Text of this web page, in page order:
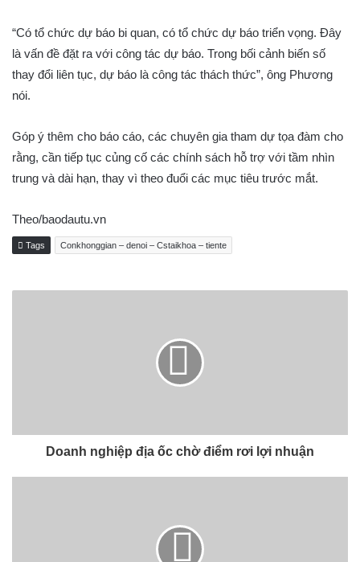
“Có tổ chức dự báo bi quan, có tổ chức dự báo triển vọng. Đây
là vấn đề đặt ra với công tác dự báo. Trong bối cảnh biến số
thay đổi liên tục, dự báo là công tác thách thức”, ông Phương
nói.
Góp ý thêm cho báo cáo, các chuyên gia tham dự tọa đàm cho
rằng, cần tiếp tục củng cố các chính sách hỗ trợ với tầm nhìn
trung và dài hạn, thay vì theo đuổi các mục tiêu trước mắt.
Theo/baodautu.vn
Tags Conkhonggian – denoi – Cstaikhoa – tiente
Doanh nghiệp địa ốc chờ điểm rơi lợi nhuận